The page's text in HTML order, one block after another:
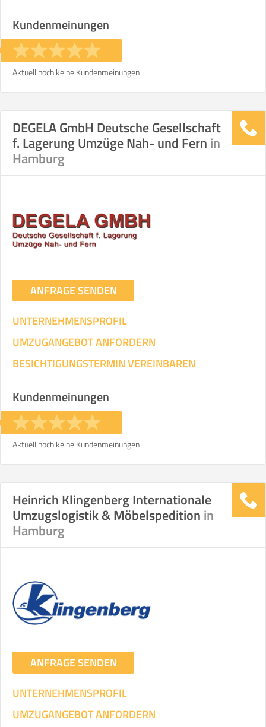
Kundenmeinungen
Aktuell noch keine Kundenmeinungen
DEGELA GmbH Deutsche Gesellschaft
f. Lagerung Umzüge Nah- und Fern in
Hamburg
ANFRAGE SENDEN
UNTERNEHMENSPROFIL
UMZUGANGEBOT ANFORDERN
BESICHTIGUNGSTERMIN VEREINBAREN
Kundenmeinungen
Aktuell noch keine Kundenmeinungen
Heinrich Klingenberg Internationale
Umzugslogistik & Möbelspedition in
Hamburg
ANFRAGE SENDEN
UNTERNEHMENSPROFIL
UMZUGANGEBOT ANFORDERN